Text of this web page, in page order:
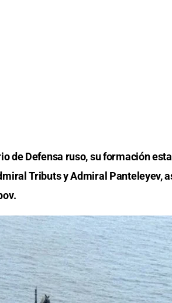
de Defensa ruso, su formación
Tributs y Admiral Panteleyev,